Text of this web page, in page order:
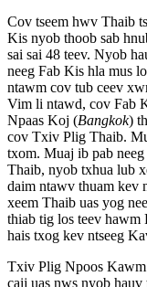
Cov tseem hwv Thaib
Kis nyob thoob sab
sai sai 48 teev. Nyob
neeg Fab Kis hla mus
ntawm cov tub ceev
Vim li ntawd, cov Fab
Npaas Koj (Bangkok)
cov Txiv Plig Thaib.
txom. Muaj ib pab
Thaib, nyob txhua lub
daim ntawv thuam kev
xeem Thaib uas yog
thiab tig los teev hawm
hais txog kev ntseeg
Txiv Plig Npoos Kawm
caij uas nws nyob